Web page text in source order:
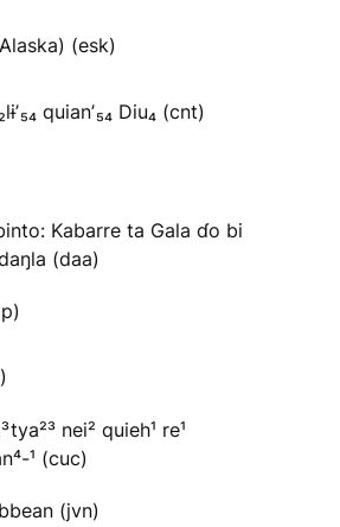
(esk)
quianʼ₅₄ Diu₄ (cnt)
Kabarre ta Gala ɗo bi
(daa)
nei² quieh¹ re¹
¹ (cuc)
(jvn)